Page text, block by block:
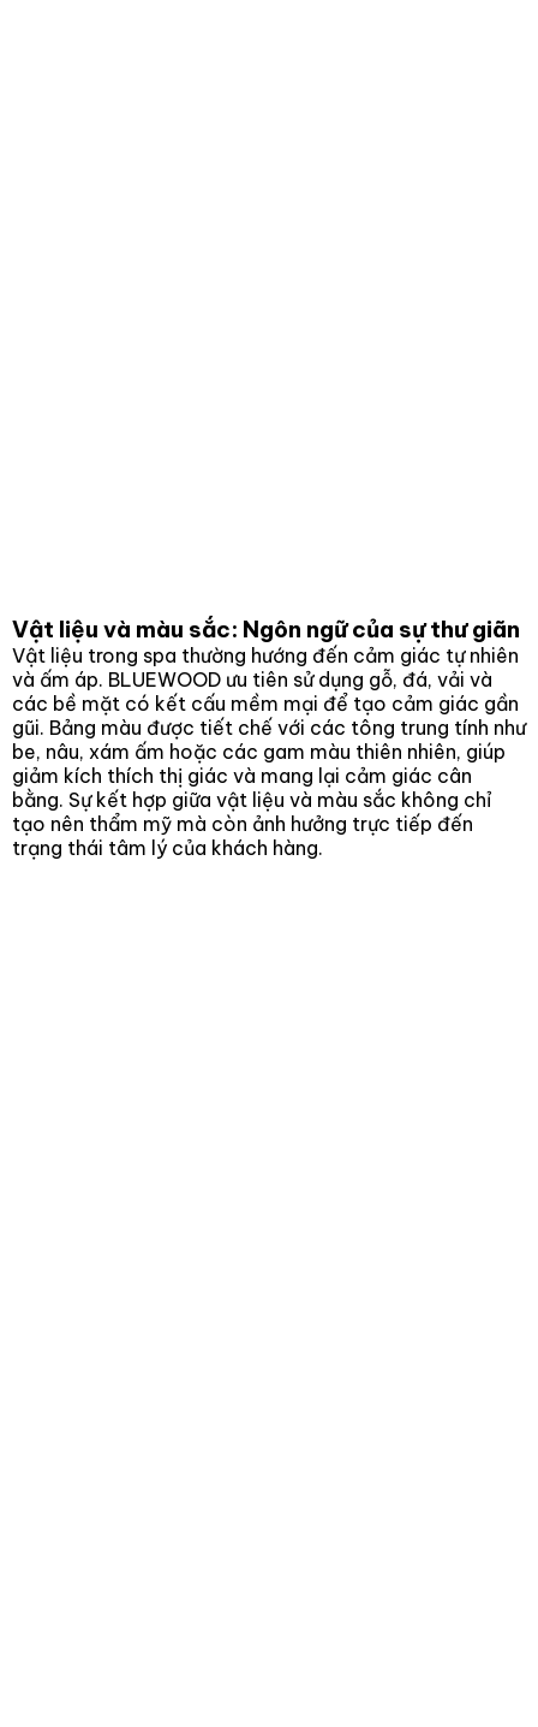
Vật liệu và màu sắc: Ngôn ngữ của sự thư giãn
Vật liệu trong spa thường hướng đến cảm giác tự nhiên
và ấm áp. BLUEWOOD ưu tiên sử dụng gỗ, đá, vải và
các bề mặt có kết cấu mềm mại để tạo cảm giác gần
gũi. Bảng màu được tiết chế với các tông trung tính như
be, nâu, xám ấm hoặc các gam màu thiên nhiên, giúp
giảm kích thích thị giác và mang lại cảm giác cân
bằng. Sự kết hợp giữa vật liệu và màu sắc không chỉ
tạo nên thẩm mỹ mà còn ảnh hưởng trực tiếp đến
trạng thái tâm lý của khách hàng.